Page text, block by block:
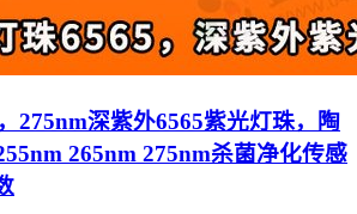
275nm深紫外6565紫光灯珠，陶
265nm 275nm杀菌净化传感